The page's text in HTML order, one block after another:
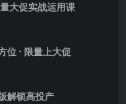
大促实战运用课
位 · 限量上大促
解锁高投产